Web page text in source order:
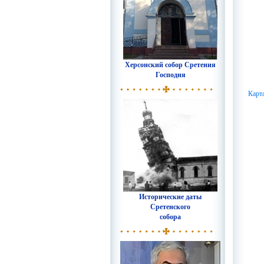
Херсонский собор Сретения
Господня
Исторические даты
Сретенского
собора